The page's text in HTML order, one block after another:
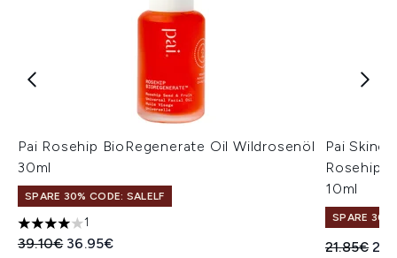
Pai Rosehip BioRegenerate Oil Wildrosenöl
30ml
SPARE 30% CODE: SALELF
4 stars out of a maximum of 5
1
Unverbindliche Preisempfehlung:
39.10€ Aktueller Preis:
36.95€
Pai
Rosehip
10ml
SPARE 30%
21.85€